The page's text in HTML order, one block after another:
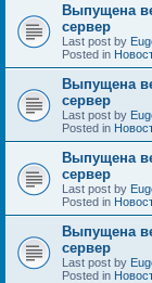
Выпущена
сервер
Last post by
Posted in
Выпущена
сервер
Last post by
Posted in
Выпущена
сервер
Last post by
Posted in
Выпущена
сервер
Last post by
Posted in